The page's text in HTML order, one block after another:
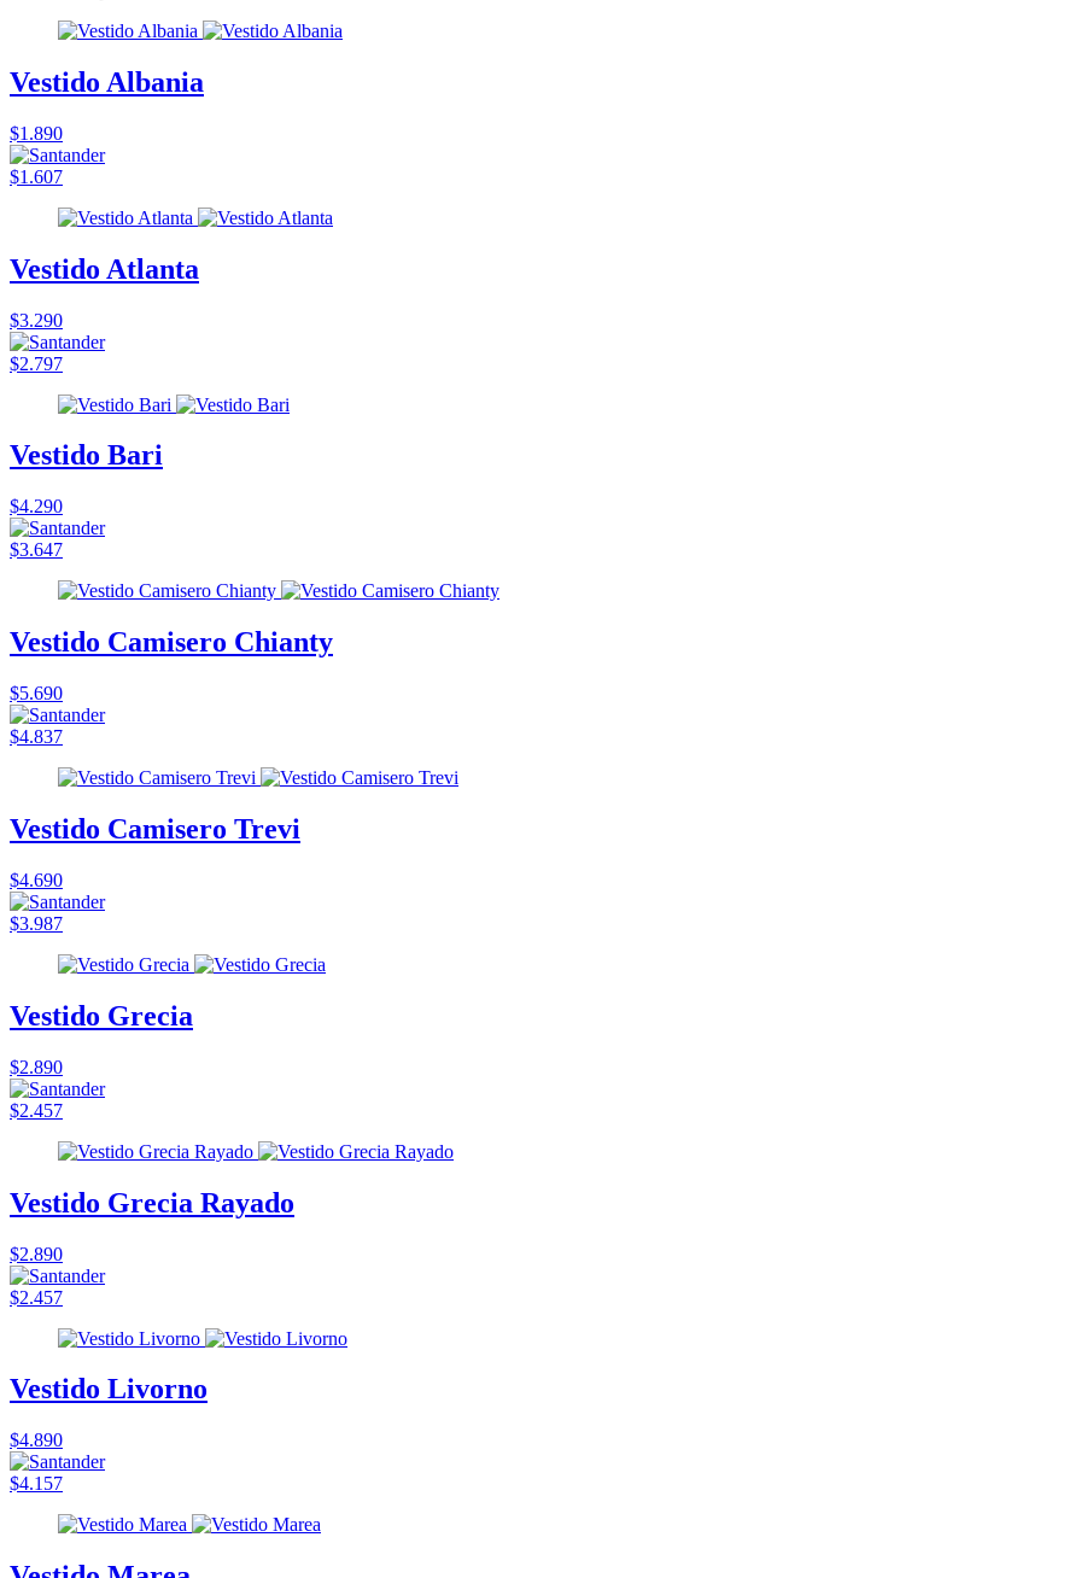
Vestido Albania
$1.890
$1.607
Vestido Atlanta
$3.290
$2.797
Vestido Bari
$4.290
$3.647
Vestido Camisero Chianty
$5.690
$4.837
Vestido Camisero Trevi
$4.690
$3.987
Vestido Grecia
$2.890
$2.457
Vestido Grecia Rayado
$2.890
$2.457
Vestido Livorno
$4.890
$4.157